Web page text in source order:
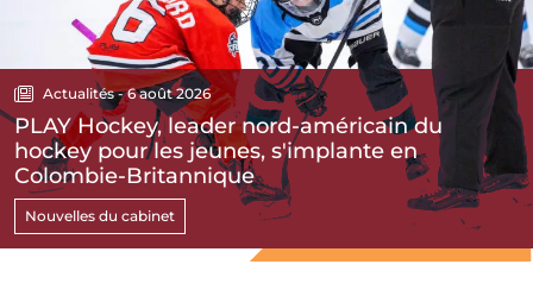
Actualités - 6 août 2026
PLAY Hockey, leader nord-américain du
hockey pour les jeunes, s'implante en
Colombie-Britannique
Nouvelles du cabinet